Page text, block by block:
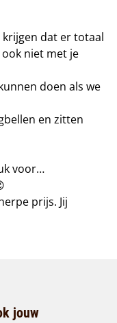
dat er totaal
niet met je
doen als we
en zitten
voor…
prijs. Jij
jouw